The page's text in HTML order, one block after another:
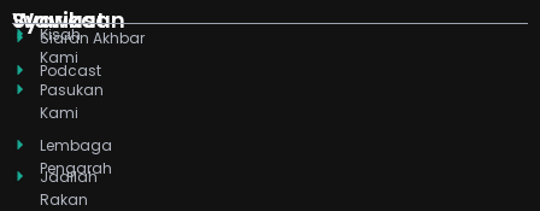
d
n
t
t
e
r
g o
k b
e
Syarikat
Kisah
Kami
Pasukan
Kami
Lembaga
Pengarah
Jadilah
Rakan
Wawasan
Siaran Akhbar
Podcast